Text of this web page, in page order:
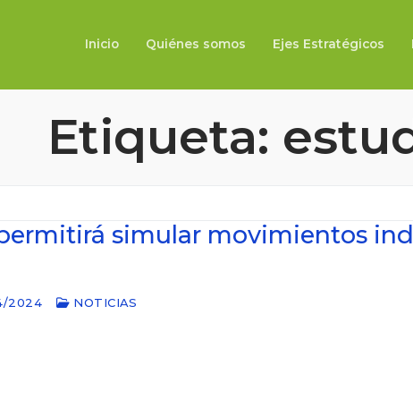
Inicio Quiénes somos Ejes Estratégicos
Etiqueta:
simular movimientos
2024 NOTICIAS